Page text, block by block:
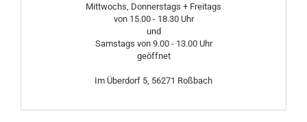
Mittwochs, Donnerstags + Freitags
von 15.00 - 18.30 Uhr
und
Samstags von 9.00 - 13.00 Uhr
geöffnet
Im Überdorf 5, 56271 Roßbach